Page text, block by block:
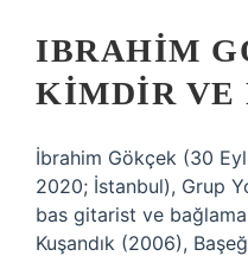
IBRAHIM
KIMDIR VE
İbrahim Gökçek (30
2020; İstanbul), Grup
bas gitarist ve bağlama
Kuşandık (2006),